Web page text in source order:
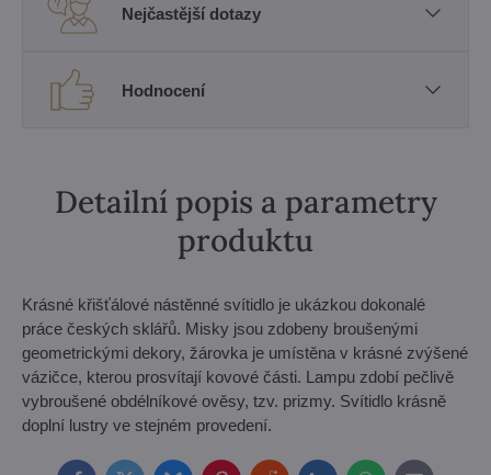
Nejčastější dotazy
Hodnocení
Detailní popis a parametry
produktu
Krásné křišťálové nástěnné svítidlo je ukázkou dokonalé
práce českých sklářů. Misky jsou zdobeny broušenými
geometrickými dekory, žárovka je umístěna v krásné zvýšené
vázičce, kterou prosvítají kovové části. Lampu zdobí pečlivě
vybroušené obdélníkové ověsy, tzv. prizmy. Svítidlo krásně
doplní lustry ve stejném provedení.